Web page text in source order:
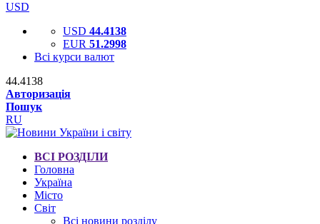
USD
USD 44.4138
EUR 51.2998
Всі курси валют
44.4138
Авторизація
Пошук
RU
ВСІ РОЗДІЛИ
Головна
Україна
Місто
Світ
Всі новини розділу